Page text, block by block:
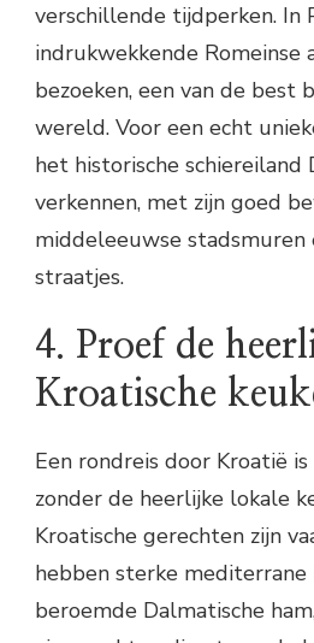
verschillende tijdperken. In
indrukwekkende Romeinse
bezoeken, een van de best
wereld. Voor een echt
het historische schiereiland
verkennen, met zijn goed
middeleeuwse stadsmuren
straatjes.
4. Proef de
Kroatische
Een rondreis door Kroatië
zonder de heerlijke lokale
Kroatische gerechten zijn
hebben sterke mediterrane
beroemde Dalmatische